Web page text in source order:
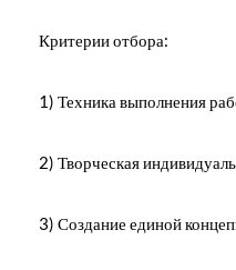
Критерии отбора:
1) Техника выполнения
2) Творческая
3) Создание единой